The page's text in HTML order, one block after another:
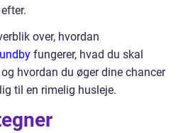
over, hvordan
fungerer, hvad du skal
hvordan du øger dine chancer
til en rimelig husleje.